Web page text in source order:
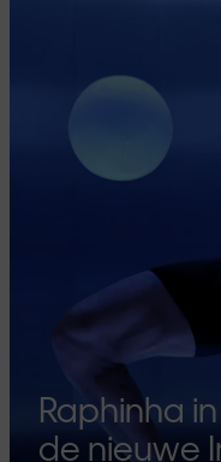
Raphinha in
de nieuwe